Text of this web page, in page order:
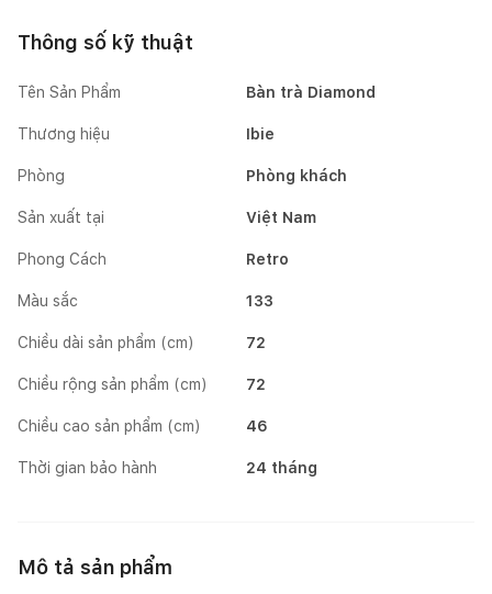
Thông số kỹ thuật
Tên Sản Phẩm Bàn trà Diamond
Thương hiệu Ibie
Phòng Phòng khách
Sản xuất tại Việt Nam
Phong Cách Retro
Màu sắc 133
Chiều dài sản phẩm (cm) 72
Chiều rộng sản phẩm (cm) 72
Chiều cao sản phẩm (cm) 46
Thời gian bảo hành 24 tháng
Mô tả sản phẩm